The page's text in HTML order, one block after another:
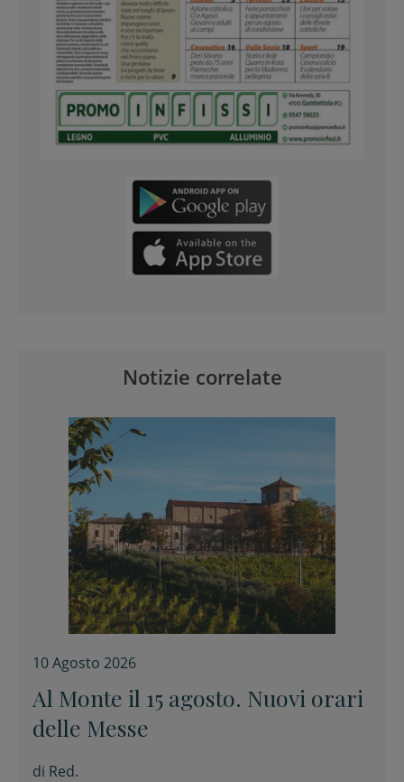
Notizie correlate
10 Agosto 2026
Al Monte il 15 agosto. Nuovi orari
delle Messe
di Red.